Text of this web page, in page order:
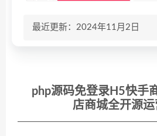
最近更新：2024年11月2日
php源码免登录H5快手
店商城全开源